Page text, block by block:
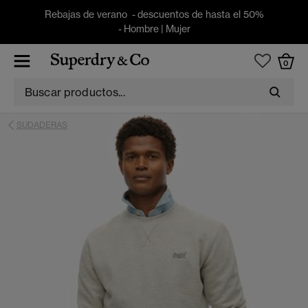
Rebajas de verano - descuentos de hasta el 50%
- Hombre| Mujer
0
SUDADERAS